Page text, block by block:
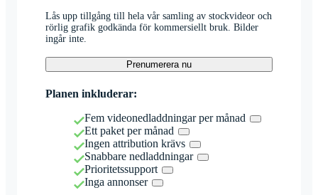
Lås upp tillgång till hela vår samling av stockvideor och
rörlig grafik godkända för kommersiellt bruk. Bilder
ingår inte.
Prenumerera nu
Planen inkluderar:
Fem videonedladdningar per månad
Ett paket per månad
Ingen attribution krävs
Snabbare nedladdningar
Prioritetssupport
Inga annonser